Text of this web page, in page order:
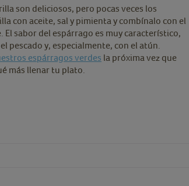
son deliciosos, pero pocas veces los
con aceite, sal y pimienta y combínalo con el
El sabor del espárrago es muy característico,
pescado y, especialmente, con el atún.
espárragos verdes la próxima vez que
más llenar tu plato.